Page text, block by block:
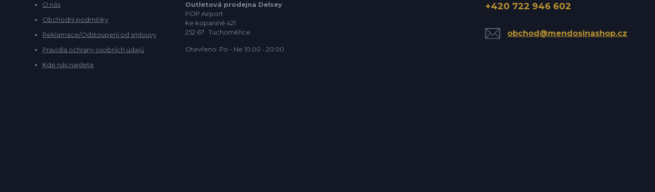
O nás
Obchodní podmínky
Reklamace/Odstoupení od smlouvy
Pravidla ochrany osobních údajů
Kde nás najdete
Outletová prodejna Delsey
POP Airport
Ke kopanině 421
252 67 Tuchoměřice
Otevřeno: Po - Ne 10:00 - 20:00
+420 722 946 602
obchod@mendosinashop.cz